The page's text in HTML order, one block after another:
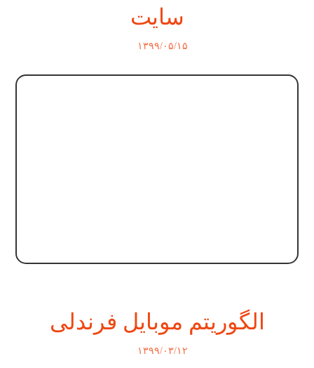
سایت
۱۳۹۹/۰۵/۱۵
الگوریتم موبایل فرندلی
۱۳۹۹/۰۳/۱۲